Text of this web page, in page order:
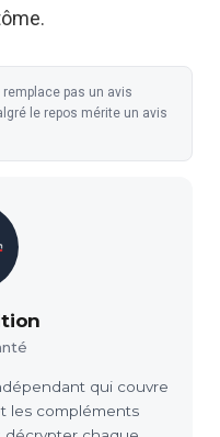
pas un avis
le repos mérite un avis
qui couvre
les compléments